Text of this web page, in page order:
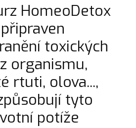
HomeoDetox
toxických
organismu,
rtuti, olova...,
tyto
potíže